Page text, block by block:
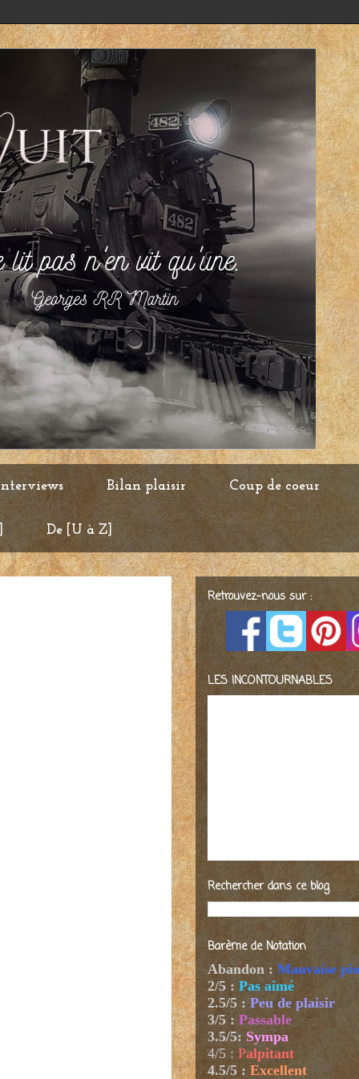
Bilan plaisir Coup de coeur
De [U à Z]
Retrouvez-nous sur :
LES INCONTOURNABLES
Rechercher dans ce blog
Barème de Notation
Abandon : Mauvaise
2/5 : Pas aimé
2.5/5 : Peu de plaisir
3/5 : Passable
3.5/5: Sympa
4/5 : Palpitant
4.5/5 : Excellent